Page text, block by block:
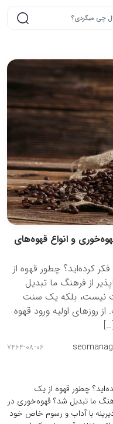
و انواع قهوه‌های
کرده‌اید؟ چطور قهوه از
از فرهنگ ما تبدیل
نیست، بلکه یک سنت
روزهای اولیه ورود قهوه
7464-08-06
چطور قهوه از یک
ما تبدیل شد؟ قهوه‌خوری در
با آداب و رسوم خاص خود